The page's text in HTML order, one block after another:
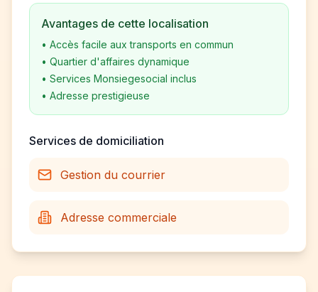
Avantages de cette localisation
• Accès facile aux transports en commun
• Quartier d'affaires dynamique
• Services Monsiegesocial inclus
• Adresse prestigieuse
Services de domiciliation
Gestion du courrier
Adresse commerciale